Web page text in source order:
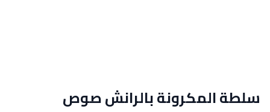
سلطة المكرونة بالرانش صوص